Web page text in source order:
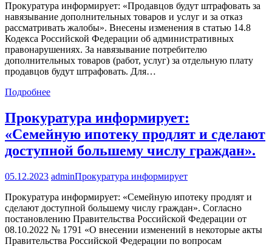
Прокуратура информирует: «Продавцов будут штрафовать за
навязывание дополнительных товаров и услуг и за отказ
рассматривать жалобы». Внесены изменения в статью 14.8
Кодекса Российской Федерации об административных
правонарушениях. За навязывание потребителю
дополнительных товаров (работ, услуг) за отдельную плату
продавцов будут штрафовать. Для…
Подробнее
Прокуратура информирует:
«Семейную ипотеку продлят и сделают
доступной большему числу граждан».
05.12.2023 adminПрокуратура информирует
Прокуратура информирует: «Семейную ипотеку продлят и
сделают доступной большему числу граждан». Согласно
постановлению Правительства Российской Федерации от
08.10.2022 № 1791 «О внесении изменений в некоторые акты
Правительства Российской Федерации по вопросам